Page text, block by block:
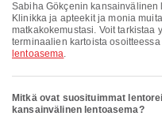
Sabiha Gökçenin kansainvälinen lentoasema tarjoaa Ruokailu, Taksi,
Klinikka ja apteekit ja monia
matkakokemustasi. Voit tarkistaa
terminaalien kartoista osoitteessa
lentoasema.
Mitkä ovat suosituimmat
kansainvälinen lentoasema?